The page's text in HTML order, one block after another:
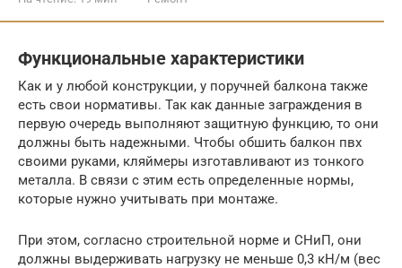
Функциональные характеристики
Как и у любой конструкции, у поручней балкона также
есть свои нормативы. Так как данные заграждения в
первую очередь выполняют защитную функцию, то они
должны быть надежными. Чтобы обшить балкон пвх
своими руками, кляймеры изготавливают из тонкого
металла. В связи с этим есть определенные нормы,
которые нужно учитывать при монтаже.
При этом, согласно строительной норме и СНиП, они
должны выдерживать нагрузку не меньше 0,3 кН/м (вес